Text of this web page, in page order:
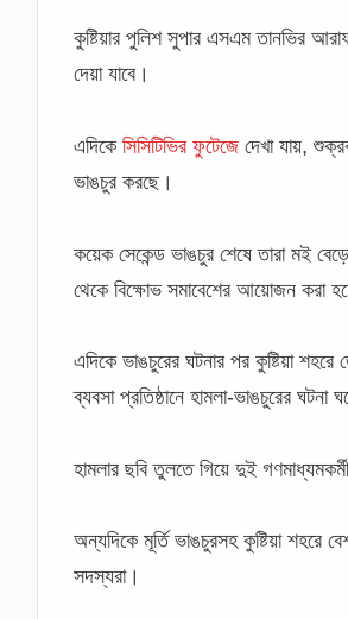
কুষ্টিয়ার পুলিশ সুপার এসএম তানভির
দেয়া যাবে।
এদিকেসিসিটিভির ফুটেজে দেখা যায়,
ভাঙচুর করছে।
কয়েক সেকেন্ড ভাঙচুর শেষে তারা মই
থেকে বিক্ষোভ সমাবেশের আয়োজন করা
এদিকে ভাঙচুরের ঘটনার পর কুষ্টিয়া
ব্যবসা প্রতিষ্ঠানে হামলা-ভাঙচুরের ঘটনা
হামলার ছবি তুলতে গিয়ে দুই
অন্যদিকে মূর্তি ভাঙচুরসহ কুষ্টিয়া শহরে
সদস্যরা।